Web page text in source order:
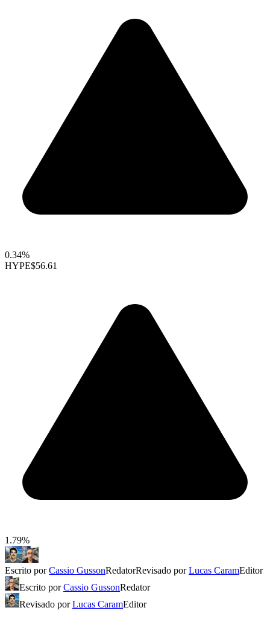
0.34%
HYPE$56.61
1.79%
Escrito porCassio GussonRedatorRevisado porLucas CaramEditor
Escrito porCassio GussonRedator
Revisado porLucas CaramEditor